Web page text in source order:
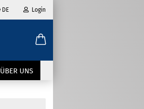
DE Login
ÜBER UNS